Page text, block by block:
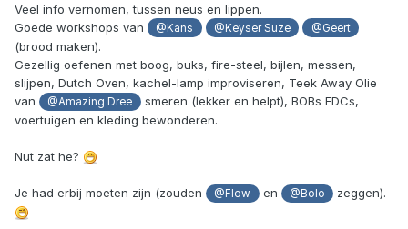
Veel info vernomen, tussen neus en lippen.
Goede workshops van
@Kans @Keyser Suze @Geert
(brood maken).
Gezellig oefenen met boog, buks, fire-steel, bijlen, messen,
slijpen, Dutch Oven, kachel-lamp improviseren, Teek Away Olie
van
@Amazing Dree
smeren (lekker en helpt), BOBs EDCs,
voertuigen en kleding bewonderen.
Nut zat he?
Je had erbij moeten zijn (zouden @Flow en @Bolo zeggen).